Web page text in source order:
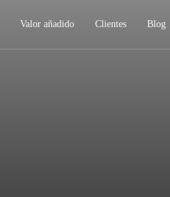
Valor añadido Clientes Blog